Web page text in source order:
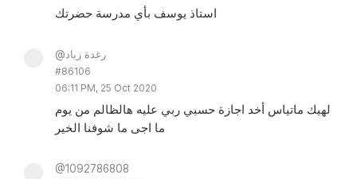
استاذ يوسف بأي مدرسة حضرتك
@رغدة زياد
#86106
06:11 PM, 25 Oct 2020
لهيك ماتياس أخد اجازة حسبي ربي عليه هالظالم من يوم
ما اجى ما شوفنا الخير
@1092786808